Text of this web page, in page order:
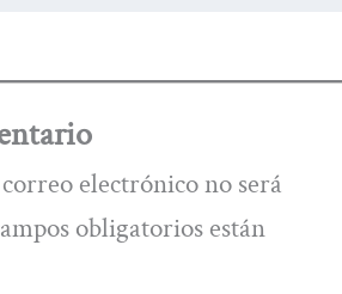
electrónico no será
obligatorios están